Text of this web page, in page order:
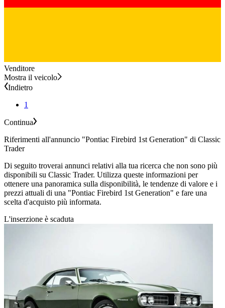
Venditore
Mostra il veicolo
Indietro
1
Continua
Riferimenti all'annuncio "Pontiac Firebird 1st Generation" di Classic
Trader
Di seguito troverai annunci relativi alla tua ricerca che non sono più
disponibili su Classic Trader. Utilizza queste informazioni per
ottenere una panoramica sulla disponibilità, le tendenze di valore e i
prezzi attuali di una "Pontiac Firebird 1st Generation" e fare una
scelta d'acquisto più informata.
L'inserzione è scaduta